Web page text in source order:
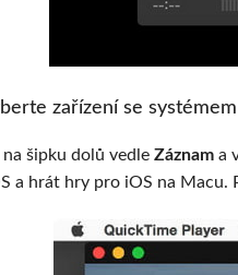
zařízení se
šipku dolů vedle Záznam a
a hrát hry pro iOS na